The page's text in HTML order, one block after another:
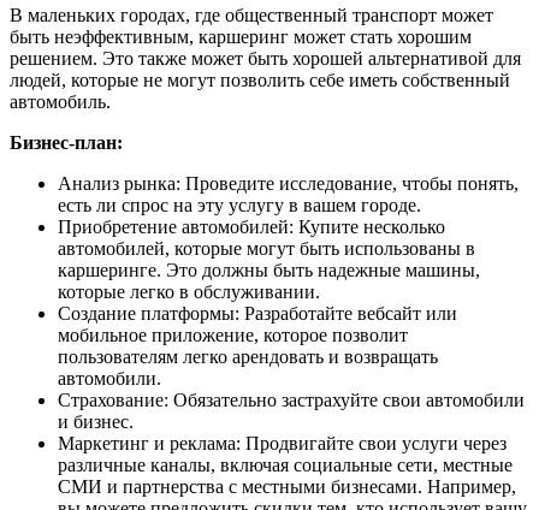
В маленьких городах, где общественный транспорт может
быть неэффективным, каршеринг может стать хорошим
решением. Это также может быть хорошей альтернативой для
людей, которые не могут позволить себе иметь собственный
автомобиль.
Бизнес-план:
Анализ рынка: Проведите исследование, чтобы понять,
есть ли спрос на эту услугу в вашем городе.
Приобретение автомобилей: Купите несколько
автомобилей, которые могут быть использованы в
каршеринге. Это должны быть надежные машины,
которые легко в обслуживании.
Создание платформы: Разработайте вебсайт или
мобильное приложение, которое позволит
пользователям легко арендовать и возвращать
автомобили.
Страхование: Обязательно застрахуйте свои автомобили
и бизнес.
Маркетинг и реклама: Продвигайте свои услуги через
различные каналы, включая социальные сети, местные
СМИ и партнерства с местными бизнесами. Например,